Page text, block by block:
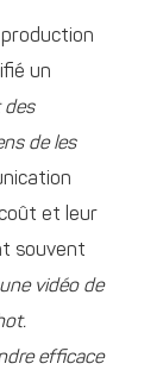
un
des
de les
et leur
souvent
vidéo de
efficace